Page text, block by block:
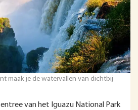
maak je de watervallen van dichtbij
van het Iguazu National Park